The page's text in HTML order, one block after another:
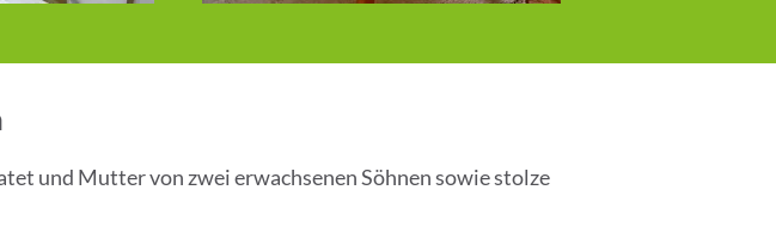
und Mutter von zwei erwachsenen Söhnen sowie stolze